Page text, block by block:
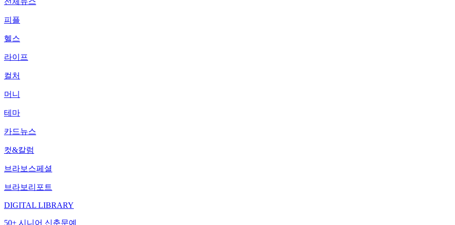
피플
헬스
라이프
컬처
머니
테마
카드뉴스
컷&칼럼
브라보스페셜
브라보리포트
DIGITAL LIBRARY
50+ 시니어 신춘문예